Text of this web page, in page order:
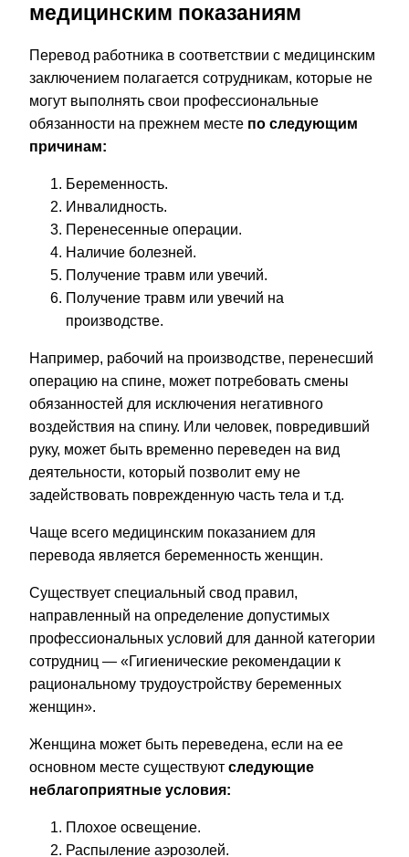
медицинским показаниям
Перевод работника в соответствии с медицинским
заключением полагается сотрудникам, которые не
могут выполнять свои профессиональные
обязанности на прежнем месте по следующим
причинам:
Беременность.
Инвалидность.
Перенесенные операции.
Наличие болезней.
Получение травм или увечий.
Получение травм или увечий на
производстве.
Например, рабочий на производстве, перенесший
операцию на спине, может потребовать смены
обязанностей для исключения негативного
воздействия на спину. Или человек, повредивший
руку, может быть временно переведен на вид
деятельности, который позволит ему не
задействовать поврежденную часть тела и т.д.
Чаще всего медицинским показанием для
перевода является беременность женщин.
Существует специальный свод правил,
направленный на определение допустимых
профессиональных условий для данной категории
сотрудниц — «Гигиенические рекомендации к
рациональному трудоустройству беременных
женщин».
Женщина может быть переведена, если на ее
основном месте существуют следующие
неблагоприятные условия:
Плохое освещение.
Распыление аэрозолей.